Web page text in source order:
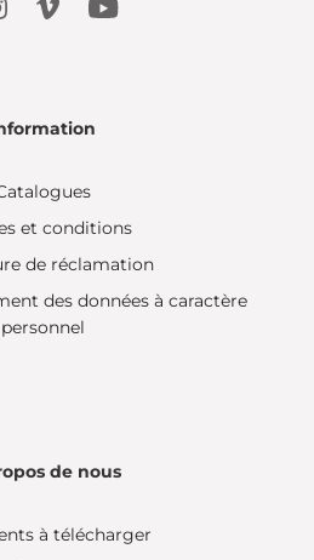
et conditions
de réclamation
des données à caractère
personnel
de nous
à télécharger